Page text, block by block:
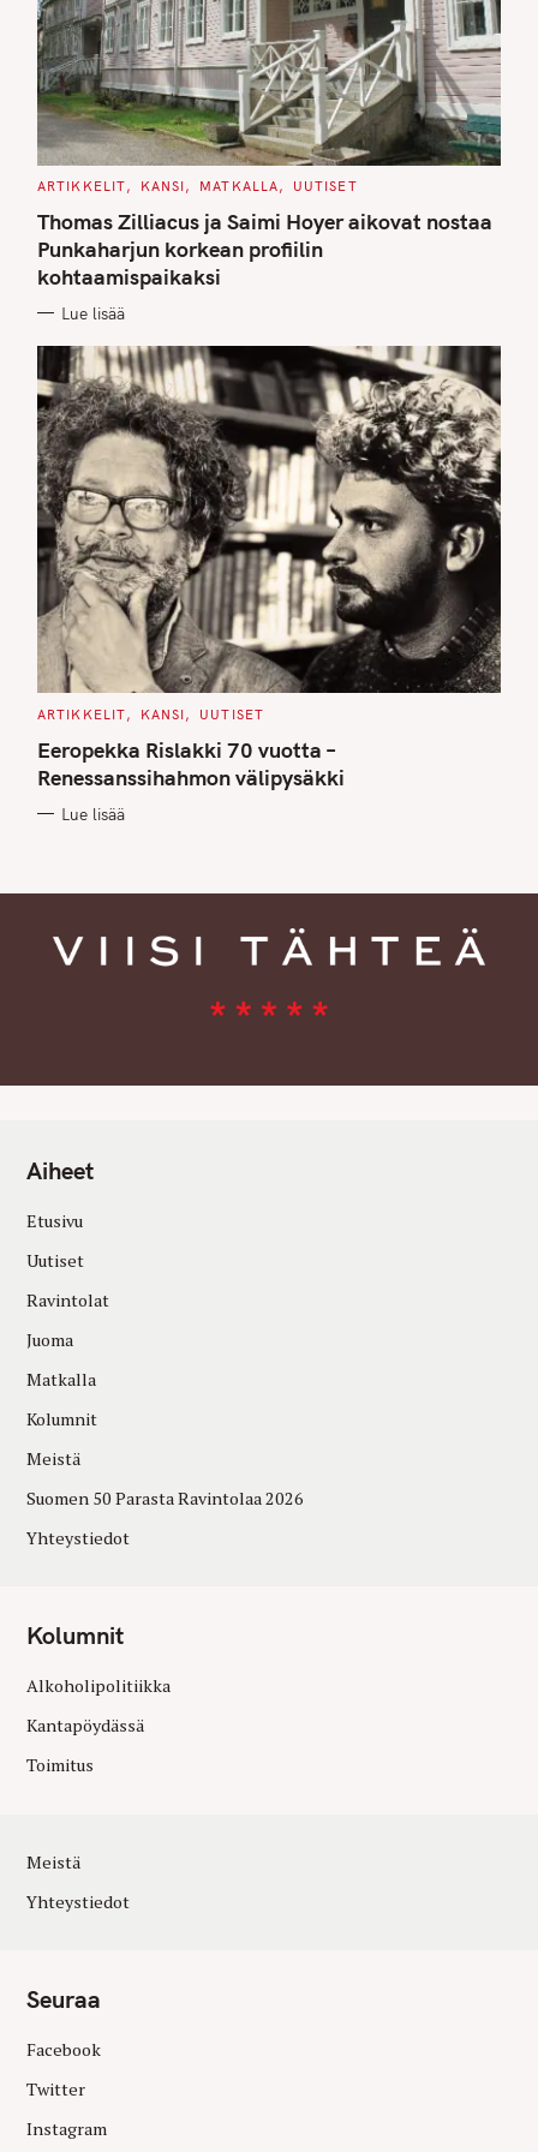
C
T
E
G
O
R
I
S
ARTIKKELIT KANSI MATKALLA UUTISET
Thomas Zilliacus ja Saimi Hoyer aikovat nostaa
Punkaharjun korkean profiilin
kohtaamispaikaksi
Lue lisää
C
T
E
G
O
I
ARTIKKELIT KANSI UUTISET
Eeropekka Rislakki 70 vuotta –
Renessanssihahmon välipysäkki
Lue lisää
Aiheet
Etusivu
Uutiset
Ravintolat
Juoma
Matkalla
Kolumnit
Meistä
Suomen 50 Parasta Ravintolaa 2026
Yhteystiedot
Kolumnit
Alkoholipolitiikka
Kantapöydässä
Toimitus
Meistä
Yhteystiedot
Seuraa
Facebook
Twitter
Instagram